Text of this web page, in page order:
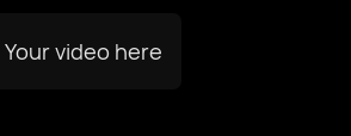
Your video here